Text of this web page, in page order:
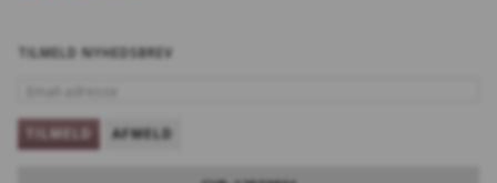
TILMELD NYHEDSBREV
TILMELD AFMELD